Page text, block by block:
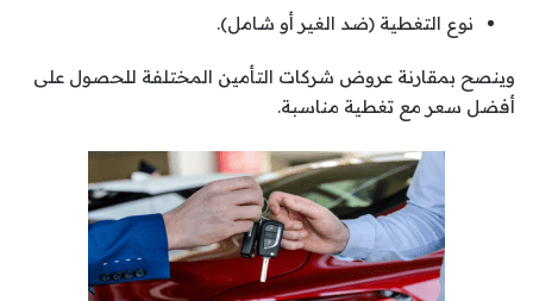
نوع التغطية (ضد الغير أو شامل).
وينصح بمقارنة عروض شركات التأمين المختلفة للحصول على
أفضل سعر مع تغطية مناسبة.